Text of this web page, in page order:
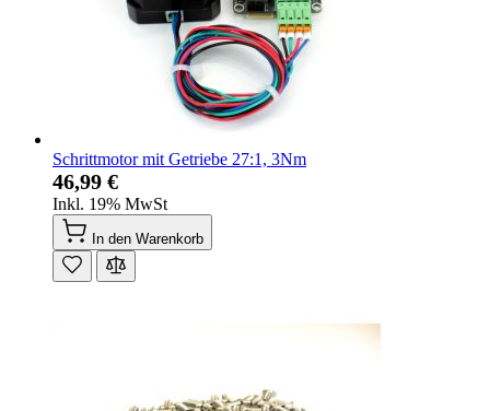
Schrittmotor mit Getriebe 27:1, 3Nm
46,99 €
Inkl. 19% MwSt
In den Warenkorb